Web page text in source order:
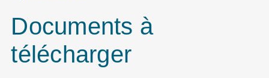
Documents à
télécharger